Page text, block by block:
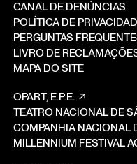
CANAL DE DENÚNCIAS
POLÍTICA DE
PERGUNTAS
LIVRO DE
MAPA DO SITE
OPART, E.P.E.
TEATRO NACIONAL DE
COMPANHIA NACIONAL
MILLENNIUM FESTIVAL